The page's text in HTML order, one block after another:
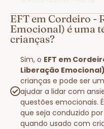
EFT em Cordeiro -
Emocional) é uma
crianças?
Sim, o EFT em
Liberação Emocional)
crianças e pode ser
ajudar a lidar com
questões emocionais.
que seja conduzido
quando usado com